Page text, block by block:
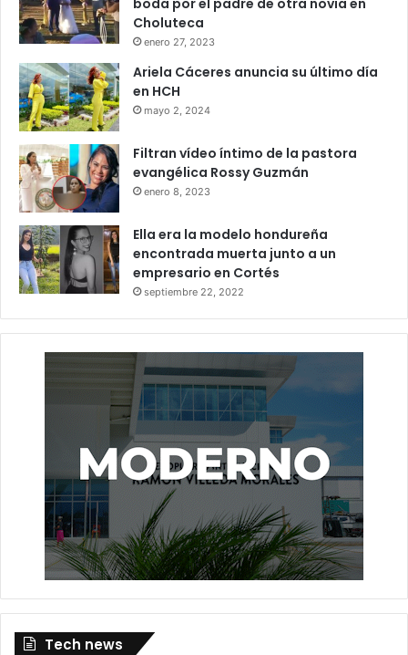
entregado a sus familiares, quienes iniciaron los actos
fúnebres el mismo domingo en horas de la tarde. Su
sepelio está previsto para este lunes 14 de julio en
Tegucigalpa.
La repentina pérdida de Mayra Tercero ha generado
ola de conmoción y dolorentre sus colegas, amigos,
seguidores y figuras públicas del país, quienes han
exigido claridad en la investigación sobre su muerte.
Hondureña Mayra Tercero
Presentadora
Choluteca
enero 27, 2023
Ariela Cáceres anuncia su último día
en HCH
mayo 2, 2024
Filtran vídeo íntimo de la pastora
evangélica Rossy Guzmán
enero 8, 2023
Ella era la modelo hondureña
encontrada muerta junto a un
empresario en Cortés
septiembre 22, 2022
Tech news